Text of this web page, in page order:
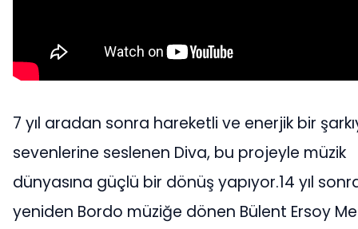
7 yıl aradan sonra hareketli ve enerjik bir
sevenlerine seslenen Diva, bu projeyle müzik
dünyasına güçlü bir dönüş yapıyor.14 yıl
yeniden Bordo müziğe dönen Bülent Ersoy